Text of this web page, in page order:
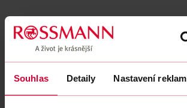
Souhlas Detaily Nastavení reklam
Načíst znovu